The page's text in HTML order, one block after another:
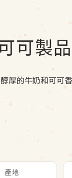
可製
厚的牛奶和可可
產地